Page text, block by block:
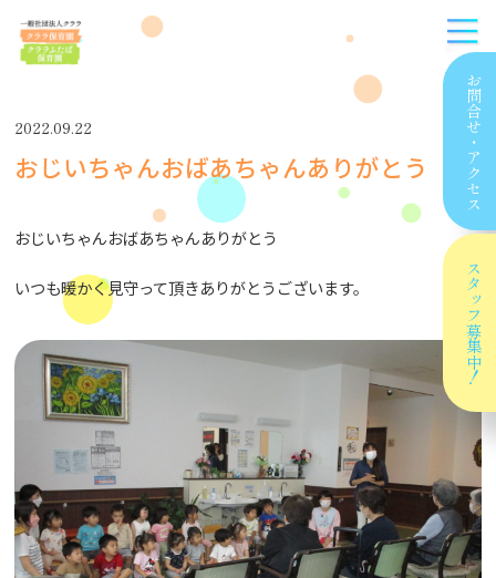
お問合せ
・
アクセス
スタッフ
募集中！
2022.09.22
おじいちゃんおばあちゃんありがとう
おじいちゃんおばあちゃんありがとう
いつも暖かく見守って頂きありがとうございます。